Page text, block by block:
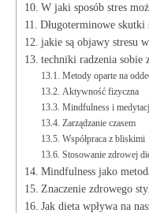
W jaki sposób stres
Długoterminowe skutki
jakie są objawy stresu
techniki radzenia sobie
Metody oparte na
Aktywność fizyczna
Mindfulness i
Zarządzanie czasem
Współpraca z bliskimi
Stosowanie zdrowej
Mindfulness jako
Znaczenie zdrowego
Jak dieta wpływa na